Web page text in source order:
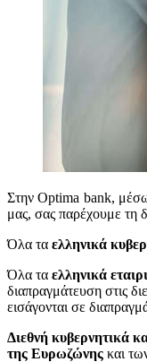
Στην Optima bank,
μας, σας παρέχουμε τη
Όλα τα ελληνικά
Όλα τα ελληνικά
διαπραγμάτευση στις
εισάγονται σε
Διεθνή κυβερνητικά
της Ευρωζώνης και